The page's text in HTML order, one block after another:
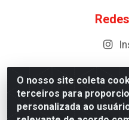
O nosso site coleta
terceiros para
personalizada ao
Distribuidora de
km 87 - Industrial,